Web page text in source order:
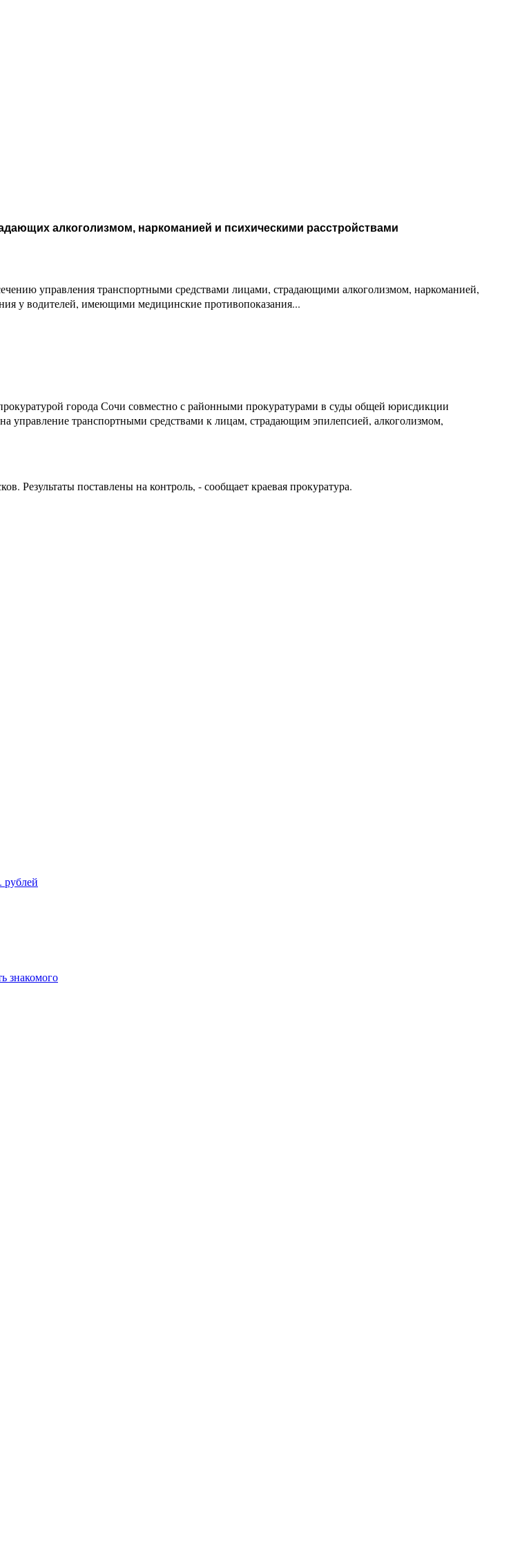
алкоголизмом, наркоманией и психическими расстройствами
управления транспортными средствами лицами, страдающими алкоголизмом, наркоманией,
у водителей, имеющими медицинские противопоказания...
города Сочи совместно с районными прокуратурами в суды общей юрисдикции
управление транспортными средствами к лицам, страдающим эпилепсией, алкоголизмом,
Результаты поставлены на контроль, - сообщает краевая прокуратура.
знакомого